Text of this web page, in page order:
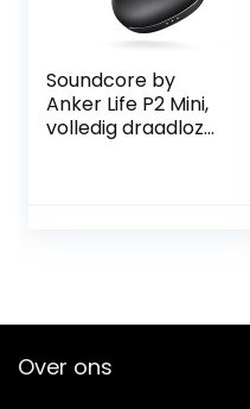
Soundcore by
Anker Life P2 Mini,
volledig draadloze
pendelen,
Over ons